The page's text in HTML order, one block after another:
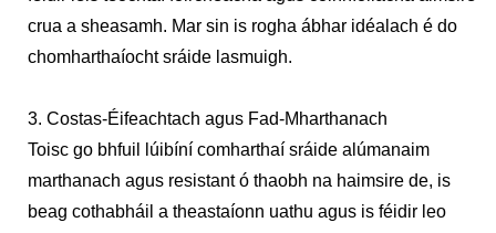
crua a sheasamh. Mar sin is rogha ábhar idéalach é do
chomharthaíocht sráide lasmuigh.
3. Costas-Éifeachtach agus Fad-Mharthanach
Toisc go bhfuil lúibíní comharthaí sráide alúmanaim
marthanach agus resistant ó thaobh na haimsire de, is
beag cothabháil a theastaíonn uathu agus is féidir leo